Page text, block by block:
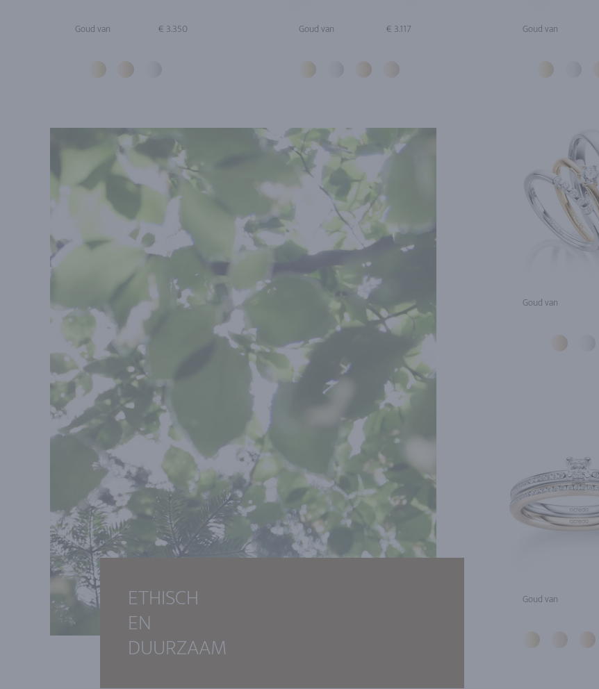
Goud van € 3.350 Goud van € 3.117 Goud van
ETHISCH
EN
DUURZAAM
Goud van
Goud van